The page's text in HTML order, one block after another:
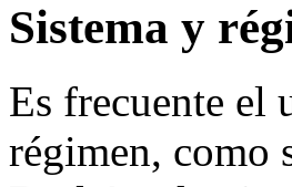
Sistema y
Es frecuente el
régimen, como